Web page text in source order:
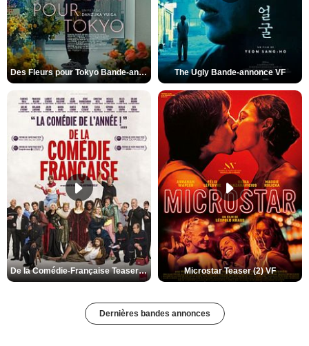
Des Fleurs pour Tokyo Bande-annonce VO STFR The Ugly Bande-annonce VF
De la Comédie-Française Teaser (3) VF Microstar Teaser (2) VF
Dernières bandes annonces